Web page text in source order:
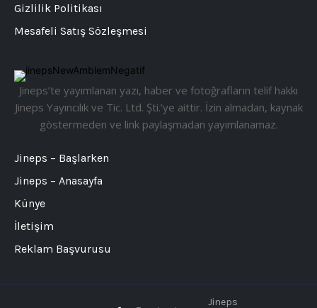
Jineps’te yayımlanan yazı, haber ve fotoğrafların telif hakkı
Jineps Yayıncılık ve Tic. Ltd. Şti.’ye aittir. İzin almadan, kaynak
göstermeden ve link paylaşmadan yayımlanamaz.
Jineps – Başlarken
Jineps – Anasayfa
Künye
İletişim
Reklam Başvurusu
Gizlilik Politikası
Mesafeli Satış Sözleşmesi
Jineps